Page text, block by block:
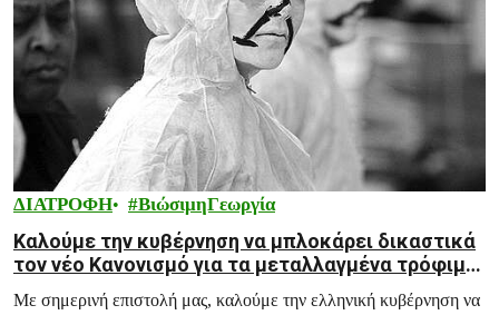
ΔΙΑΤΡΟΦΗ ΒιώσιμηΓεωργία
Καλούμε την κυβέρνηση να μπλοκάρει δικαστικά
τον νέο Κανονισμό για τα μεταλλαγμένα τρόφιμα
έως τις 26 Αυγούστου
Με σημερινή επιστολή μας, καλούμε την ελληνική κυβέρνηση να